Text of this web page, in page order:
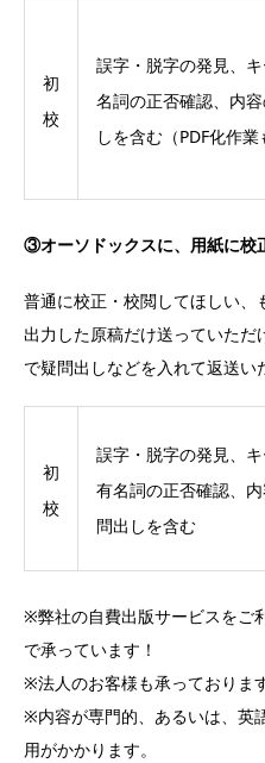
初
校
誤字・脱字の発見、
名詞の正否確認、内
しを含む（PDF化作業
③オーソドックスに、用紙に校
普通に校正・校閲してほしい、
出力した原稿だけ送っていた
で疑問出しなどを入れて返送い
初
校
誤字・脱字の発見、
有名詞の正否確認、
問出しを含む
※弊社の自費出版サービスをご
で承っています！
※法人のお客様も承っておりま
※内容が専門的、あるいは、英
用がかかります。